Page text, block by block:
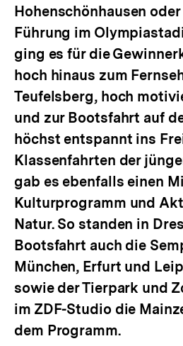
Hohenschönhausen
Führung im
ging es für die
hoch hinaus zum
Teufelsberg, hoch
und zur Bootsfahrt auf
höchst entspannt ins
Klassenfahrten der
gab es ebenfalls einen
Kulturprogramm und
Natur. So standen in
Bootsfahrt auch die
München, Erfurt und
sowie der Tierpark und
im ZDF-Studio die
dem Programm.